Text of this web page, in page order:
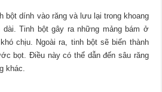
bột dính vào răng và lưu lại trong khoang
Tinh bột gây ra những mảng bám ở
chịu. Ngoài ra, tinh bột sẽ biến thành
bọt. Điều này có thể dẫn đến sâu răng
khác.